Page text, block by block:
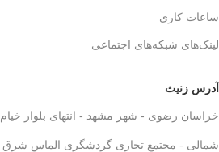
ساعات کاری
لینک‌های شبکه‌های اجتماعی
آدرس زنیث
خراسان رضوی - شهر مشهد - انتهای بلوار خیام
شمالی - مجتمع تجاری گردشگری الماس شرق